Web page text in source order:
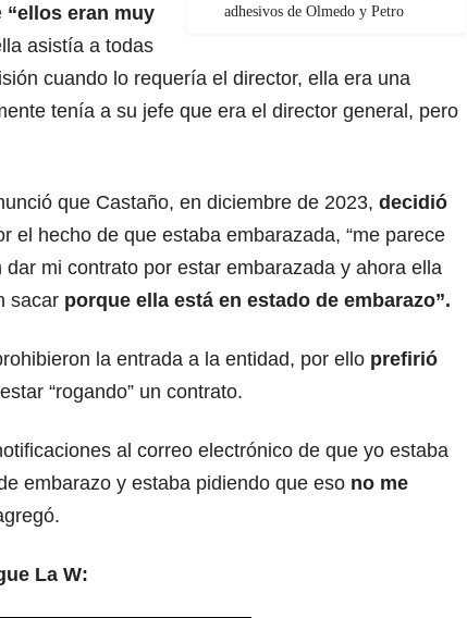
adhesivos de Olmedo y Petro
“ellos eran muy
asistía a todas
cuando lo requería el director, ella era una
tenía a su jefe que era el director general, pero
que Castaño, en diciembre de 2023, decidió
el hecho de que estaba embarazada, “me parece
mi contrato por estar embarazada y ahora ella
sacar porque ella está en estado de embarazo”.
la entrada a la entidad, por ello prefirió
“rogando” un contrato.
al correo electrónico de que yo estaba
embarazo y estaba pidiendo que eso no me
La W: